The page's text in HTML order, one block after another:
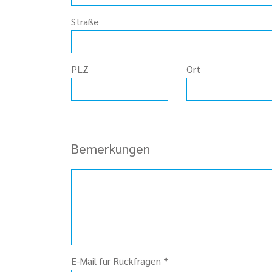
Straße
PLZ Ort
Bemerkungen
E-Mail für Rückfragen *